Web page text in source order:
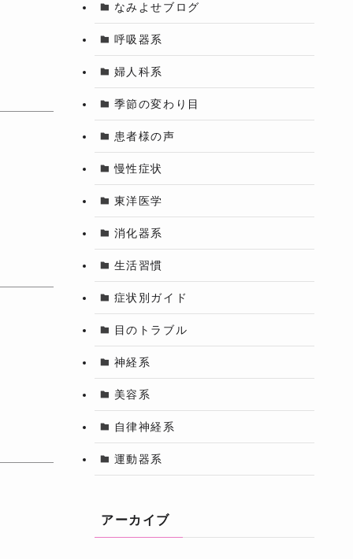
なみよせブログ
呼吸器系
婦人科系
季節の変わり目
患者様の声
慢性症状
東洋医学
消化器系
生活習慣
症状別ガイド
目のトラブル
神経系
美容系
自律神経系
運動器系
アーカイブ